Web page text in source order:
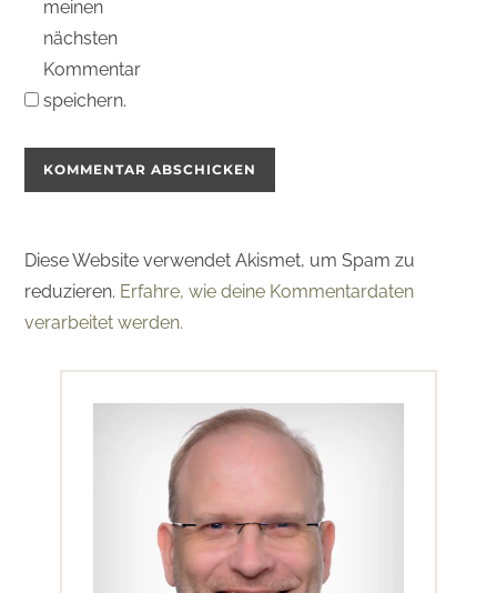
meinen
nächsten
Kommentar
speichern.
Diese Website verwendet Akismet, um Spam zu
reduzieren. Erfahre, wie deine Kommentardaten
verarbeitet werden.